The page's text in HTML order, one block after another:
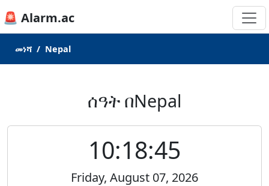
🚨 Alarm.ac
መነሻ Nepal
ሰዓት በNepal
10:18:45
Friday, August 07, 2026